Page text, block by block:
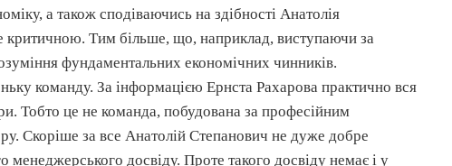
а такожсподіваючись на здібності Анатолія
критичною. Тим більше, що, наприклад, виступаючи за
фундаментальних економічних чинників.
команду. За інформацією ЕрнстаРахарова практично вся
Тобто це не команда, побудована за професійним
Скоріше за все Анатолій Степанович не дуже добре
менеджерського досвіду. Проте такого досвіду немає і у